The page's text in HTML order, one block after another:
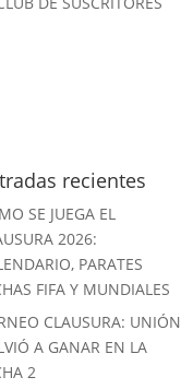
recientes
SE JUEGA EL
2026:
PARATES
FIFA Y MUNDIALES
CLAUSURA: UNIÓN
A GANAR EN LA
2